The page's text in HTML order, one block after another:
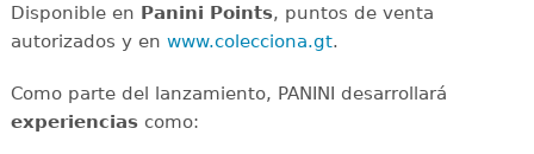
Disponible en Panini Points, puntos de venta
autorizados y en www.colecciona.gt.
Como parte del lanzamiento, PANINI desarrollará
experienciascomo: